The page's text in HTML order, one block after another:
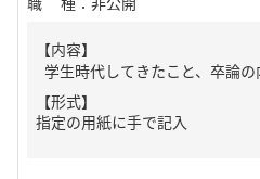
【内容】
学生時代してきたこと、卒論
【形式】
指定の用紙に手で記入